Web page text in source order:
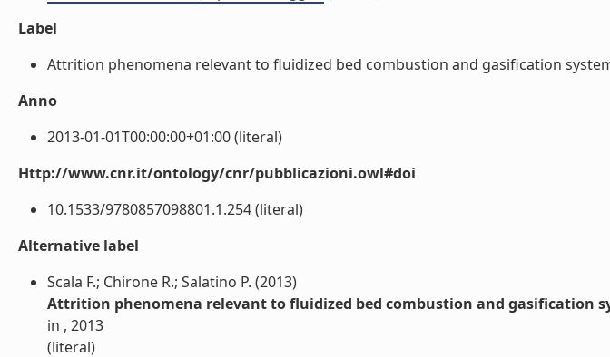
Label
Attrition phenomena relevant to fluidized bed combustion and gasification
Anno
2013-01-01T00:00:00+01:00 (literal)
Http://www.cnr.it/ontology/cnr/pubblicazioni.owl#doi
10.1533/9780857098801.1.254 (literal)
Alternative label
Scala F.; Chirone R.; Salatino P. (2013)
Attrition phenomena relevant to fluidized bed combustion and gasification
in , 2013
(literal)